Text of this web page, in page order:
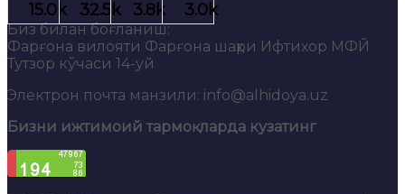
Биз билан боғланиш:
Фарғона вилояти Фарғона шаҳри Ифтихор МФЙ
Тутзор кўчаси 14-уй
Электрон почта манзили: info@alhidoya.uz
Бизни ижтимоий тармоқларда кузатинг